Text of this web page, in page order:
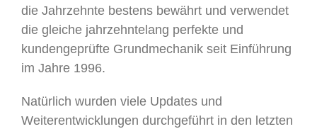
die Jahrzehnte bestens bewährt und verwendet
die gleiche jahrzehntelang perfekte und
kundengeprüfte Grundmechanik seit Einführung
im Jahre 1996.
Natürlich wurden viele Updates und
Weiterentwicklungen durchgeführt in den letzten